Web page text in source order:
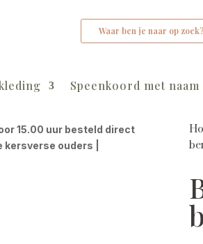
Speenkoord met naam
15.00 uur besteld direct
ouders |